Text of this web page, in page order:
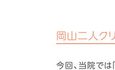
岡山二人ク
今回、当院で